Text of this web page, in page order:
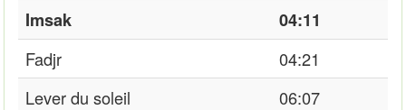
Imsak
04:11
Fadjr
04:21
Lever du soleil
06:07